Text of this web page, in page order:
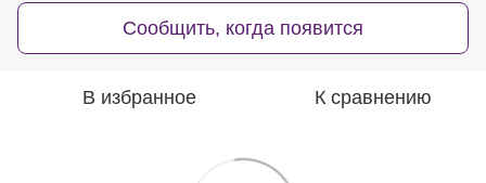
Сообщить, когда появится
В избранное К сравнению